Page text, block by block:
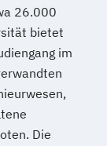
26.000
bietet
im
Die